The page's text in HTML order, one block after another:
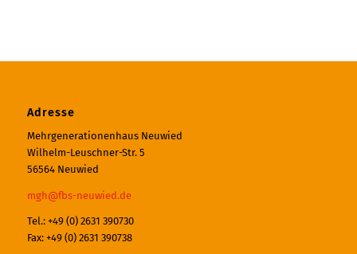
Adresse
Mehrgenerationenhaus Neuwied
Wilhelm-Leuschner-Str. 5
56564 Neuwied
mgh@fbs-neuwied.de
Tel.: +49 (0) 2631 390730
Fax: +49 (0) 2631 390738